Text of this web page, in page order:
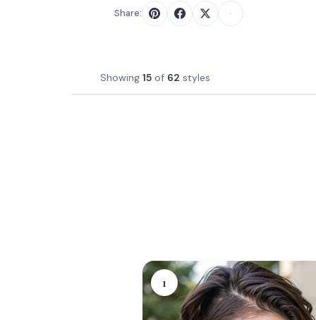
Share:
Showing 15 of 62 styles
1